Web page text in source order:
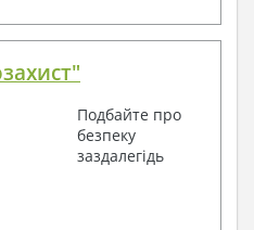
Подбайте про
безпеку
заздалегідь